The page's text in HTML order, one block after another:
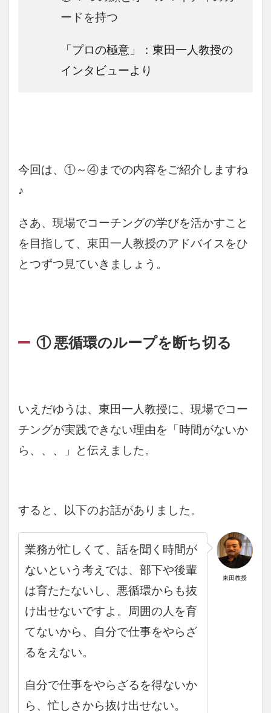
ードを持つ
「プロの極意」：東田一人教授の
インタビューより
今回は、①～④までの内容をご紹介しますね
♪
さあ、現場でコーチングの学びを活かすこと
を目指して、東田一人教授のアドバイスをひ
とつずつ見ていきましょう。
① 悪循環のループを断ち切る
いえだゆうは、東田一人教授に、現場でコー
チングが実践できない理由を「時間がないか
ら、、、」と伝えました。
すると、以下のお話がありました。
東田教授
業務が忙しくて、話を聞く時間が
ないという考えでは、部下や後輩
は育たたないし 、悪循環からも抜
け出せないですよ。 周囲の人を育
てないから、自分で仕事をやらざ
るをえない。
自分で仕事をやらざるを得ないか
ら、忙しさから抜け出せない。